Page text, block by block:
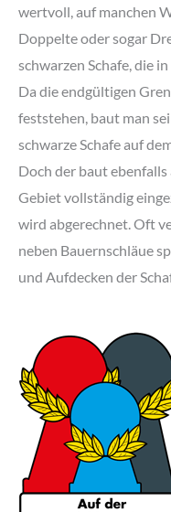
wertvoll, auf manchen
Doppelte oder sogar
schwarzen Schafe, die
Da die endgültigen
feststehen, baut man
schwarze Schafe auf
Doch der baut ebenfalls
Gebiet vollständig
wird abgerechnet. Oft
neben Bauernschläue
und Aufdecken der